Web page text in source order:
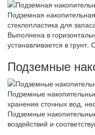
Подземная
стеклопластика для
Выполнена в
устанавливается в
Подземные
Подземные
хранение сточных вод,
Подземные
воздействий и